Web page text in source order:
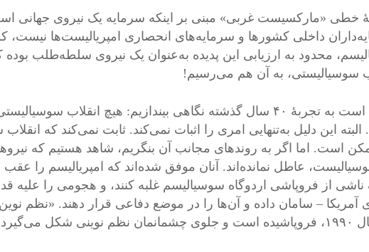
خطی «مارکسیست غربی» مبنی بر اینکه سرمایه یک نیروی جهانی
داخلی کشورها و سرمایه‌های انحصاری امپریالیست‌ها نیست،
محدود به ارزیابی این پدیده به‌عنوان یک نیروی سلطه‌طلب بوده
سوسیالیستی، به آن هم می‌رسیم!
کافی است به تجربۀ ۴۰ سال گذشته نگاهی بیندازیم: هیچ
این دلیل به‌تنهایی امری را اثبات نمی‌کند. ثابت نمی‌کند که
است. اما اگر به روندهای مجانب آن بنگریم، شاهد هستیم که
عاطل نمانده‌اند. آنان موفق شده‌اند که امپریالیسم را عقب
از فروپاشی اردوگاه سوسیالیسم غلبه کنند، و هجومی را علیه
آمریکا – سامان داده و آن‌ها را در موضع دفاعی قرار دهند. «نظم
شکل می‌گیرد.